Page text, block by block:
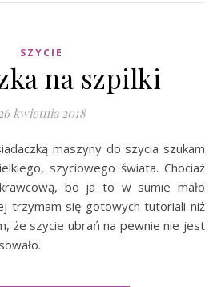
SZYCIE
na szpilki
kwietnia 2018
szyciowego świata. Chociaż
bo ja to w sumie mało
trzymam się gotowych tutoriali niż
że szycie ubrań na pewnie nie jest